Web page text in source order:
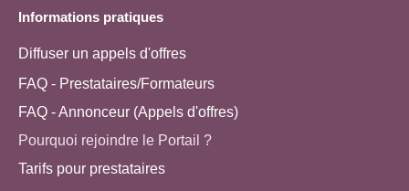
Informations pratiques
Diffuser un appels d'offres
FAQ - Prestataires/Formateurs
FAQ - Annonceur (Appels d'offres)
Pourquoi rejoindre le Portail ?
Tarifs pour prestataires